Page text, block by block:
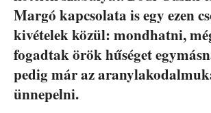
Margó kapcsolata is egy ezen
kivételek közül: mondhatni,
fogadtak örök hűséget
pedig már az
ünnepelni.